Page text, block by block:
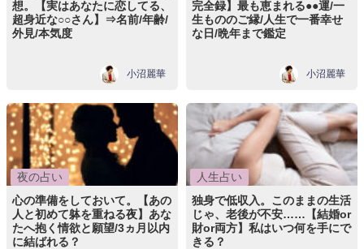
想。【実はあなたに恋してる、
超身近な○○さん】⇒名前/年齢/
外見/本気度
小沼麗華
完全録】最も恵まれる●●運/一
生もののご縁/人生で一番幸せ
な日/晩年まで鑑定
小沼麗華
夜の占い
心の準備をしておいて。【あの
人と初めて躰を重ねる夜】あな
たへ抱く情欲と願望/3ヵ月以内
に結ばれる？
人生占い
独身で低収入。このままの生活
じゃ、老後が不安……【結婚or
財or両方】私はいつ何を手にで
きる？